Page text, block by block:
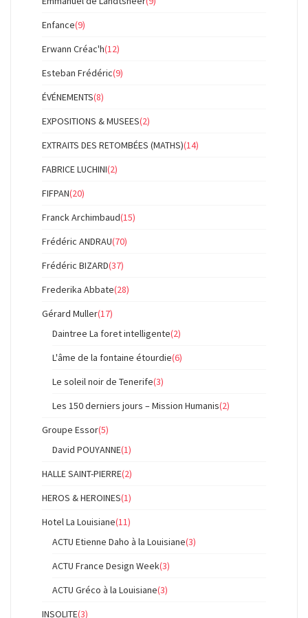
Enfance(9)
Erwann Créac'h(12)
Esteban Frédéric(9)
ÉVÉNEMENTS(8)
EXPOSITIONS & MUSEES(2)
EXTRAITS DES RETOMBÉES (MATHS)(14)
FABRICE LUCHINI(2)
FIFPAN(20)
Franck Archimbaud(15)
Frédéric ANDRAU(70)
Frédéric BIZARD(37)
Frederika Abbate(28)
Gérard Muller(17)
Daintree La foret intelligente(2)
L'âme de la fontaine étourdie(6)
Le soleil noir de Tenerife(3)
Les 150 derniers jours – Mission Humanis(2)
Groupe Essor(5)
David POUYANNE(1)
HALLE SAINT-PIERRE(2)
HEROS & HEROINES(1)
Hotel La Louisiane(11)
ACTU Etienne Daho à la Louisiane(3)
ACTU France Design Week(3)
ACTU Gréco à la Louisiane(3)
INSOLITE(3)